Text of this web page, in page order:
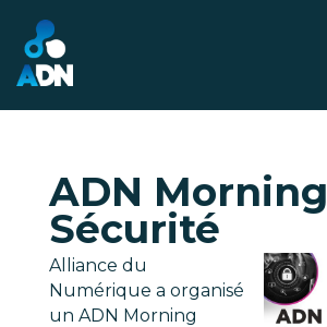
ADN Morning
Sécurité
Alliance du
Numérique a organisé
un ADN Morning